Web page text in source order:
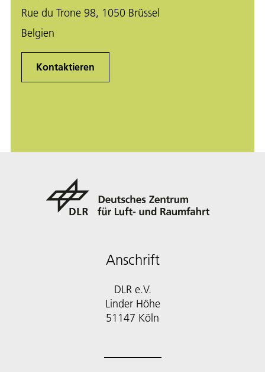
Rue du Trone 98, 1050 Brüssel
Belgien
Kontaktieren
Anschrift
DLR e.V.
Linder Höhe
51147 Köln